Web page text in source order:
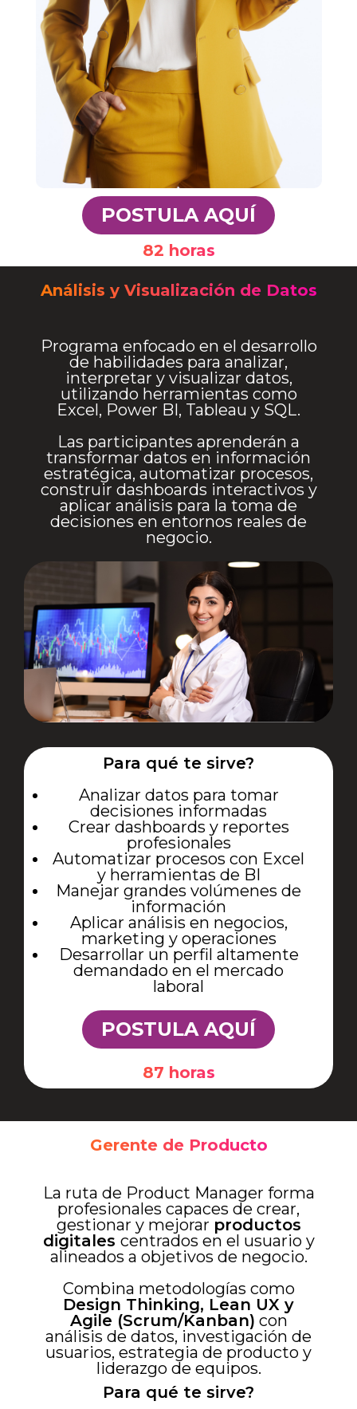
POSTULA AQUÍ
82 horas
Análisis y Visualización de Datos
Programa enfocado en el desarrollo
de habilidades para analizar,
interpretar y visualizar datos,
utilizando herramientas como
Excel, Power BI, Tableau y SQL.
Las participantes aprenderán a
transformar datos en información
estratégica, automatizar procesos,
construir dashboards interactivos y
aplicar análisis para la toma de
decisiones en entornos reales de
negocio.
Para qué te sirve?
Analizar datos para tomar
decisiones informadas
Crear dashboards y reportes
profesionales
Automatizar procesos con Excel
y herramientas de BI
Manejar grandes volúmenes de
información
Aplicar análisis en negocios,
marketing y operaciones
Desarrollar un perfil altamente
demandado en el mercado
laboral
POSTULA AQUÍ
87 horas
Gerente de Producto
La ruta de Product Manager forma
profesionales capaces de crear,
gestionar y mejorar productos
digitales centrados en el usuario y
alineados a objetivos de negocio.
Combina metodologías como
Design Thinking, Lean UX y
Agile (Scrum/Kanban) con
análisis de datos, investigación de
usuarios, estrategia de producto y
liderazgo de equipos.
Para qué te sirve?